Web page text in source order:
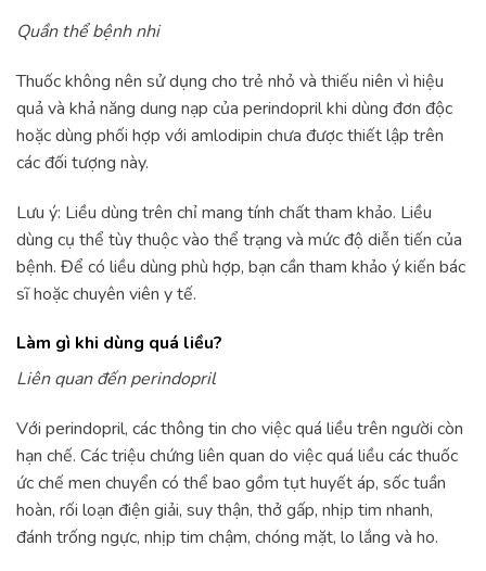
Quần thể bệnh nhi
Thuốc không nên sử dụng cho trẻ nhỏ và thiếu niên vì hiệu
quả và khả năng dung nạp của perindopril khi dùng đơn độc
hoặc dùng phối hợp với amlodipin chưa được thiết lập trên
các đối tượng này.
Lưu ý: Liều dùng trên chỉ mang tính chất tham khảo. Liều
dùng cụ thể tùy thuộc vào thể trạng và mức độ diễn tiến của
bệnh. Để có liều dùng phù hợp, bạn cần tham khảo ý kiến bác
sĩ hoặc chuyên viên y tế.
Làm gì khi dùng quá liều?
Liên quan đến perindopril
Với perindopril, các thông tin cho việc quá liều trên người còn
hạn chế. Các triệu chứng liên quan do việc quá liều các thuốc
ức chế men chuyển có thể bao gồm tụt huyết áp, sốc tuần
hoàn, rối loạn điện giải, suy thận, thở gấp, nhịp tim nhanh,
đánh trống ngực, nhịp tim chậm, chóng mặt, lo lắng và ho.